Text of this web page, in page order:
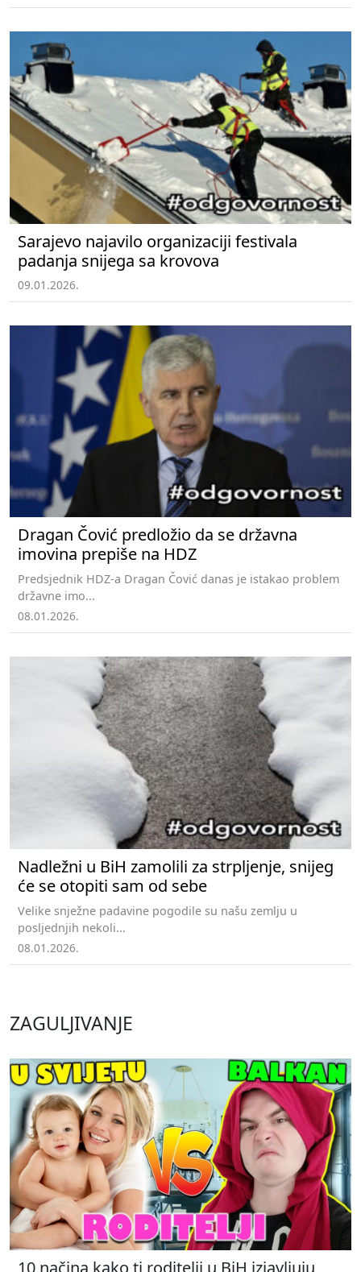
Sarajevo najavilo organizaciji festivala
padanja snijega sa krovova
09.01.2026.
Dragan Čović predložio da se državna
imovina prepiše na HDZ
Predsjednik HDZ-a Dragan Čović danas je istakao problem
državne imo...
08.01.2026.
Nadležni u BiH zamolili za strpljenje, snijeg
će se otopiti sam od sebe
Velike snježne padavine pogodile su našu zemlju u
posljednjih nekoli...
08.01.2026.
ZAGULJIVANJE